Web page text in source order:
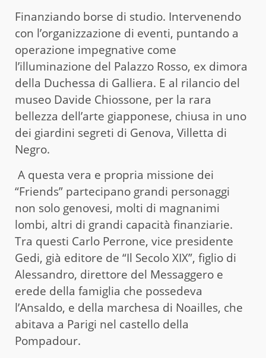
Finanziando borse di studio. Intervenendo
con l’organizzazione di eventi, puntando a
operazione impegnative come
l’illuminazione del Palazzo Rosso, ex dimora
della Duchessa di Galliera. E al rilancio del
museo Davide Chiossone, per la rara
bellezza dell’arte giapponese, chiusa in uno
dei giardini segreti di Genova, Villetta di
Negro.
A questa vera e propria missione dei
“Friends” partecipano grandi personaggi
non solo genovesi, molti di magnanimi
lombi, altri di grandi capacità finanziarie.
Tra questi Carlo Perrone, vice presidente
Gedi, già editore de “Il Secolo XIX”, figlio di
Alessandro, direttore del Messaggero e
erede della famiglia che possedeva
l’Ansaldo, e della marchesa di Noailles, che
abitava a Parigi nel castello della
Pompadour.